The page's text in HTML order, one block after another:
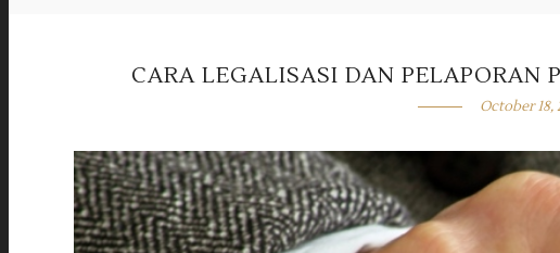
CARA LEGALISASI DAN PELAPORAN
October 18,